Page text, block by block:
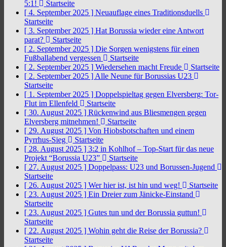
5:1!
Startseite
[ 4. September 2025 ] Neuauflage eines Traditionsduells
Startseite
[ 3. September 2025 ] Hat Borussia wieder eine Antwort
parat?
Startseite
[ 2. September 2025 ] Die Sorgen wenigstens für einen
Fußballabend vergessen
Startseite
[ 2. September 2025 ] Wiedersehen macht Freude
Startseite
[ 2. September 2025 ] Alle Neune für Borussias U23
Startseite
[ 1. September 2025 ] Doppelspieltag gegen Elversberg: Tor-
Flut im Ellenfeld
Startseite
[ 30. August 2025 ] Rückenwind aus Bliesmengen gegen
Elversberg mitnehmen!
Startseite
[ 29. August 2025 ] Von Hiobsbotschaften und einem
Pyrrhus-Sieg
Startseite
[ 28. August 2025 ] 3:2 in Kohlhof – Top-Start für das neue
Projekt “Borussia U23”
Startseite
[ 27. August 2025 ] Doppelpass: U23 und Borussen-Jugend
Startseite
[ 26. August 2025 ] Wer hier ist, ist hin und weg!
Startseite
[ 23. August 2025 ] Ein Dreier zum Jänicke-Einstand
Startseite
[ 23. August 2025 ] Gutes tun und der Borussia guttun!
Startseite
[ 22. August 2025 ] Wohin geht die Reise der Borussia?
Startseite